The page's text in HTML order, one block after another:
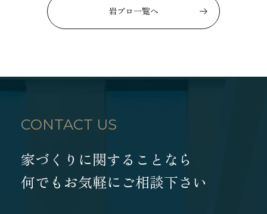
岩ブロ一覧へ
CONTACT US
家づくりに関することなら
何でもお気軽にご相談下さい